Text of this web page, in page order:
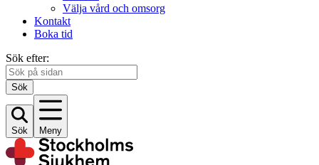
Välja vård och omsorg
Kontakt
Boka tid
Sök efter:
Sök
Sök Meny